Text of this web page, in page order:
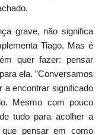
grave, não significa
Tiago. Mas é
quer fazer: pensar
ela. ”Conversamos
a encontrar significado
Mesmo com pouco
tudo para acolher a
pensar em como